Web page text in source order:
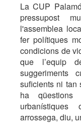
La CUP
pressupost
l'assemblea
fer polítiques
condicions de
que l’equip
suggeriments
suficients ni tan
ha qüestions
arrossega, diu,